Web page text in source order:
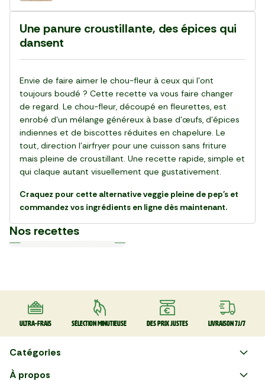
Une panure croustillante, des épices qui
dansent
Envie de faire aimer le chou-fleur à ceux qui l’ont
toujours boudé ? Cette recette va vous faire changer
de regard. Le chou-fleur, découpé en fleurettes, est
enrobé d’un mélange généreux à base d'œufs, d’épices
indiennes et de biscottes réduites en chapelure. Le
tout, direction l’airfryer pour une cuisson sans friture
mais pleine de croustillant. Une recette rapide, simple et
qui claque autant visuellement que gustativement.
Craquez pour cette alternative veggie pleine de pep's et
commandez vos ingrédients en ligne dès maintenant.
Nos recettes
La Salade de gnocchi,
mozzarella et serrano
La Pinsa Burrata Pesto
Le Carpaccio de Boeuf
La Kafta sauce tahini 🇯🇴
La Salade de chou rouge
thaï au poulet
Le Club sandwich
Le Taboulé végétal
La Salade de haricots verts
La Tarte Fraîche au Thon
Le Poke bowl au saumon et
légumes croquants 🇺🇸
Ultra-frais Sélection minutieuse Des prix justes Livraison 7J/7
Catégories
Faire ses courses en ligne
À propos